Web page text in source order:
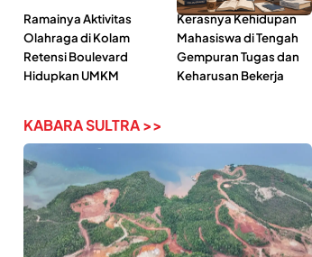
Ramainya Aktivitas
Olahraga di Kolam
Retensi Boulevard
Hidupkan UMKM
Kerasnya Kehidupan
Mahasiswa di Tengah
Gempuran Tugas dan
Keharusan Bekerja
KABARA SULTRA >>